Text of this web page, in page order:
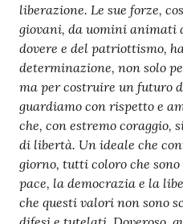
liberazione. Le sue forze,
giovani, da uomini animati
dovere e del patriottismo,
determinazione, non solo
ma per costruire un futuro
guardiamo con rispetto e
che, con estremo coraggio,
di libertà. Un ideale che
giorno, tutti coloro che
pace, la democrazia e la
che questi valori non sono